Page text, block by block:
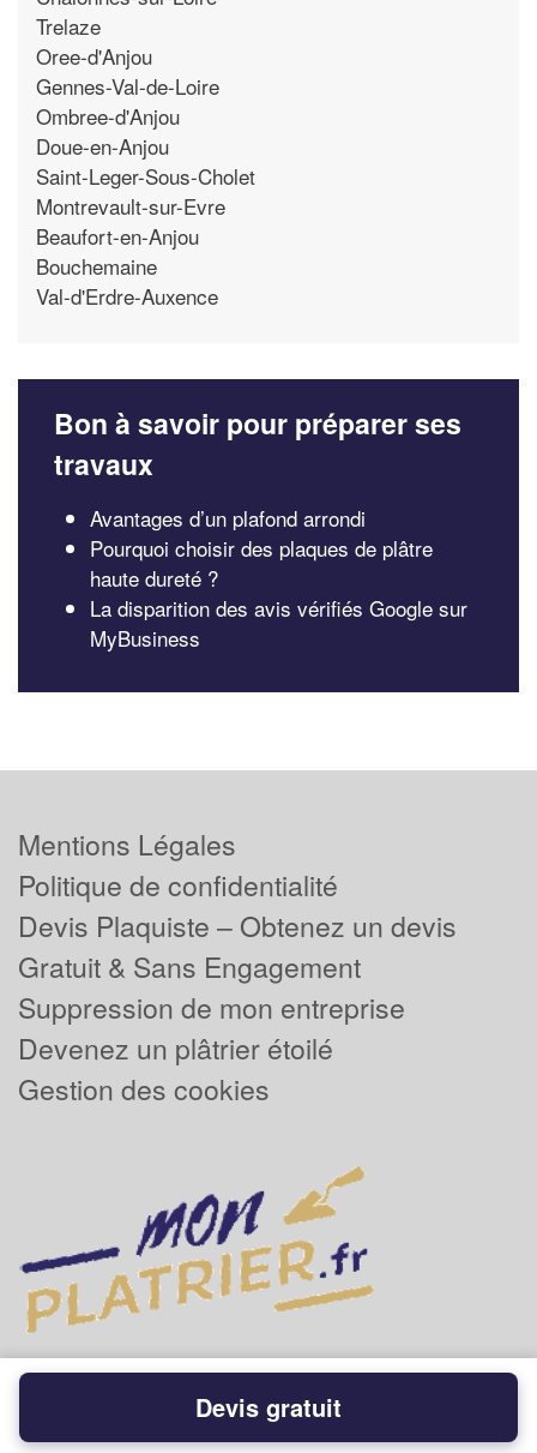
Trelaze
Oree-d'Anjou
Gennes-Val-de-Loire
Ombree-d'Anjou
Doue-en-Anjou
Saint-Leger-Sous-Cholet
Montrevault-sur-Evre
Beaufort-en-Anjou
Bouchemaine
Val-d'Erdre-Auxence
Bon à savoir pour préparer ses
travaux
Avantages d’un plafond arrondi
Pourquoi choisir des plaques de plâtre
haute dureté ?
La disparition des avis vérifiés Google sur
MyBusiness
Mentions Légales
Politique de confidentialité
Devis Plaquiste – Obtenez un devis
Gratuit & Sans Engagement
Suppression de mon entreprise
Devenez un plâtrier étoilé
Gestion des cookies
Powered byPlus que pro
Devis gratuit